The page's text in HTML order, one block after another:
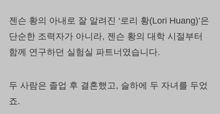
젠슨 황의 아내로 잘 알려진 ‘로리 황(Lori Huang)’은
단순한 조력자가 아니라, 젠슨 황의 대학 시절부터
함께 연구하던 실험실 파트너였습니다.
두 사람은 졸업 후 결혼했고, 슬하에 두 자녀를 두었
죠.